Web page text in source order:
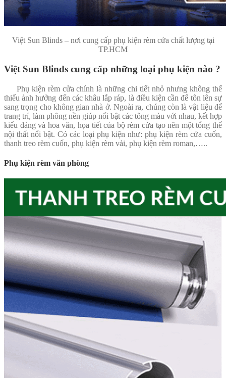
Việt Sun Blinds – nơi cung cấp phụ kiện rèm cửa chất lượng tại
TP.HCM
Việt Sun Blinds cung cấp những loại phụ kiện nào ?
Phụ kiện rèm cửa chính là những chi tiết nhỏ nhưng không thể
thiếu ảnh hưởng đến các khâu lắp ráp, là điều kiện cần để tôn lên sự
sang trọng cho không gian nhà ở. Ngoài ra, chúng còn là vật liệu để
trang trí, làm phông nền giúp nổi bật các tông màu với nhau, kết hợp
kiểu dáng và hoa văn, họa tiết của bộ rèm cửa tạo nên một tổng thể
nội thất nổi bật. Có các loại phụ kiện như: phụ kiện rèm cửa cuốn,
thanh treo rèm cuốn, phụ kiện rèm vải, phụ kiện rèm roman,…..
Phụ kiện rèm văn phòng